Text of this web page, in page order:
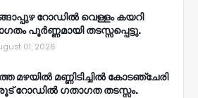
റോഡിൽ വെള്ളം കയറി
പൂർണ്ണമായി തടസ്സപ്പെട്ടു.
01, 2026
മഴയിൽ മണ്ണിടിച്ചിൽ കോടഞ്ചേരി
റോഡിൽ ഗതാഗത തടസ്സം.